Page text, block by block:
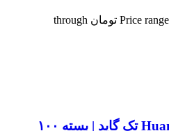
Price range: ۰ تومان through
سوزن طب سوزنی Huan Qiu تک گاید | بسته ۱۰۰